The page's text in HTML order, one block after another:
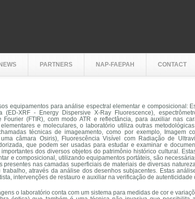
NEWS PARTNERS NAP-FAEPAH CONTACT
equipamentos para análise espectral elementar e composicional:
XRF - Energy Dispersive X-Ray Fluorescence),
Fourier (FTIR), com modo ATR e reflectância, para auxiliar nas
e moleculares, o laboratório utiliza outras
técnicas de imageamento, como por exemplo, Imagem
câmara Osiris), Fluorescência Visível com Radiação de
que podem ser usadas para estudar e examinar e
dos diversos objetos do patrimônio histórico cultural.
e composicional, utilizando equipamentos portáteis, são
presentes nas camadas superficiais de materiais de diversas
através da análise dos desenhos subjacentes. Estas
intervenções de restauro e auxiliar na verificação de autenticidade
o laboratório conta com um sistema para medidas de cor e